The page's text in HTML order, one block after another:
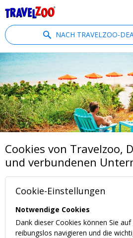
NACH TRAVELZOO-
Cookies von Travelzoo,
und verbundenen
Cookie-Einstellungen
Notwendige Cookies
Dank dieser Cookies können Sie
reibungslos navigieren und die